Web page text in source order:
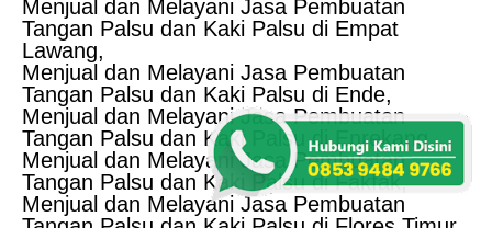
Menjual dan Melayani Jasa Pembuatan
Tangan Palsu dan Kaki Palsu di Empat
Lawang,
Menjual dan Melayani Jasa Pembuatan
Tangan Palsu dan Kaki Palsu di Ende,
Menjual dan Melayani Jasa Pembuatan
Tangan Palsu dan Kaki Palsu di Enrekang,
Menjual dan Melayani Jasa Pembuatan
Tangan Palsu dan Kaki Palsu di Fakfak,
Menjual dan Melayani Jasa Pembuatan